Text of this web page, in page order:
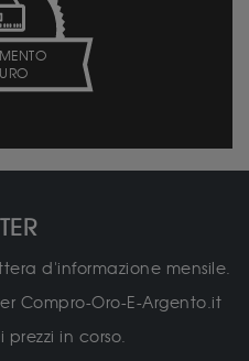
d'informazione mensile.
Compro-Oro-E-Argento.it
prezzi in corso.